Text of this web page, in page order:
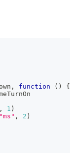
, function ( )
{
, 1 )
"ms" , 2 )